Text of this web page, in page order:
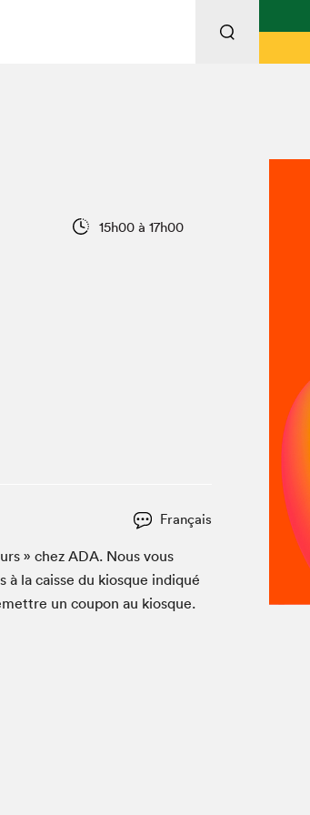
Vidéos et balados
Québec
15h00 à 17h00
Français
» chez ADA. Nous vous
à la caisse du kiosque indiqué
un coupon au kiosque.